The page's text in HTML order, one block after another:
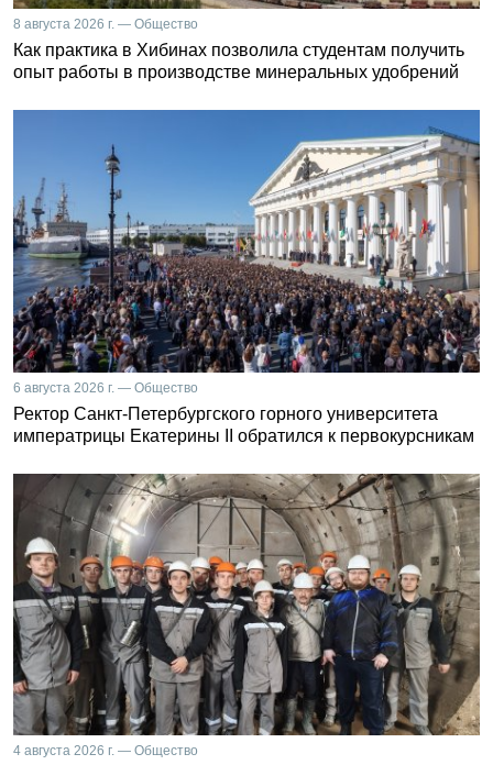
8 августа 2026 г. — Общество
Как практика в Хибинах позволила студентам получить
опыт работы в производстве минеральных удобрений
6 августа 2026 г. — Общество
Ректор Санкт-Петербургского горного университета
императрицы Екатерины II обратился к первокурсникам
4 августа 2026 г. — Общество